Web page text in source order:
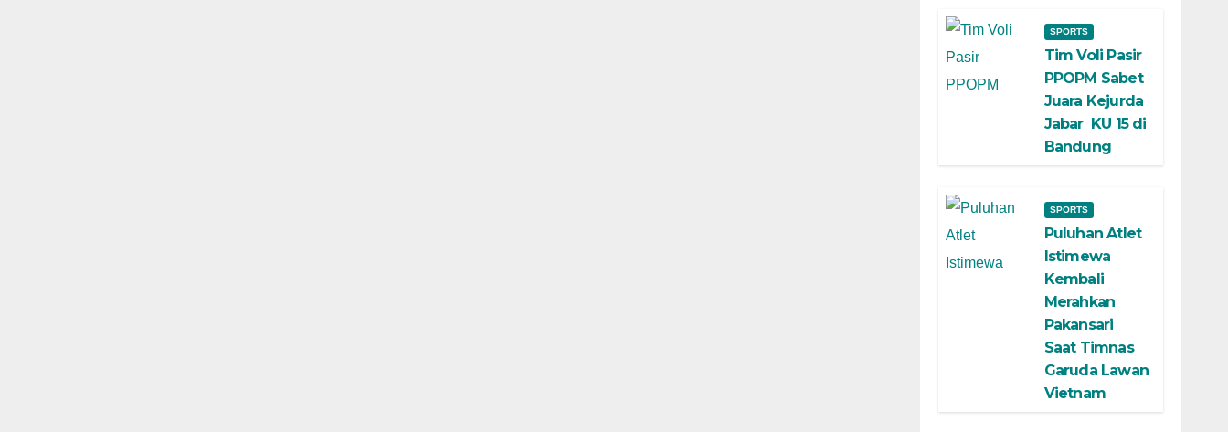
SPORTS
Tim Voli Pasir
PPOPM Sabet
Juara Kejurda
Jabar KU 15 di
Bandung
SPORTS
Puluhan Atlet
Istimewa
Kembali
Merahkan
Pakansari
Saat Timnas
Garuda Lawan
Vietnam